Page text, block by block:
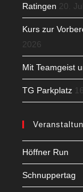
Ratingen 20.
Kurs zur
2026
Mit Teamgeist
TG Parkplatz
Höffner Run
Schnuppertag